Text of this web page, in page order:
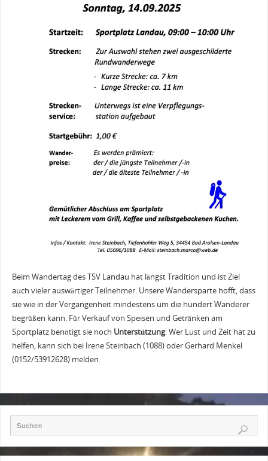
Beim Wandertag des TSV Landau hat längst Tradition und ist Ziel
auch vieler auswärtiger Teilnehmer. Unsere Wandersparte hofft, dass
sie wie in der Vergangenheit mindestens um die hundert Wanderer
begrüßen kann. Für Verkauf von Speisen und Getränken am
Sportplatz benötigt sie noch Unterstützung. Wer Lust und Zeit hat zu
helfen, kann sich bei Irene Steinbach (1088) oder Gerhard Menkel
(0152/53912628) melden.